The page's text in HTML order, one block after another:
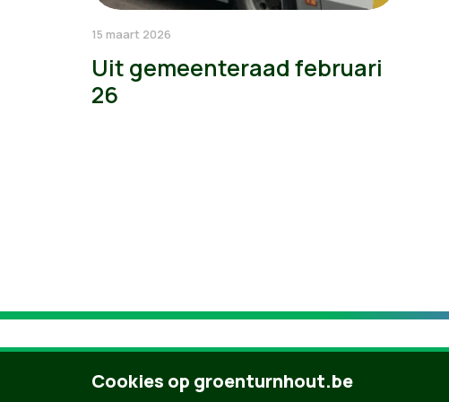
15 maart 2026
Uit gemeenteraad februari
26
Cookies op groenturnhout.be